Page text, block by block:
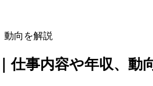
動向を解説
仕事内容や年収、動